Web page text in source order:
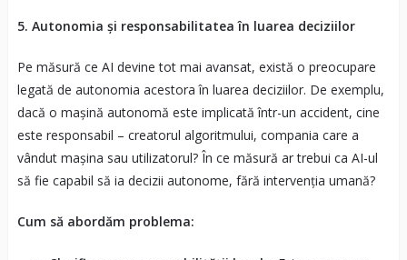
5. Autonomia și responsabilitatea în luarea deciziilor
Pe măsură ce AI devine tot mai avansat, există o preocupare
legată de autonomia acestora în luarea deciziilor. De exemplu,
dacă o mașină autonomă este implicată într-un accident, cine
este responsabil – creatorul algoritmului, compania care a
vândut mașina sau utilizatorul? În ce măsură ar trebui ca AI-ul
să fie capabil să ia decizii autonome, fără intervenția umană?
Cum să abordăm problema: